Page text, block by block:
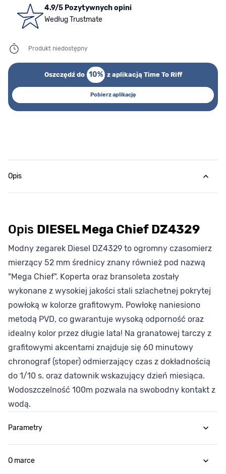
4.9/5 Pozytywnych opini
Według Trustmate
Produkt niedostępny
Oszczędź do 10% z aplikacją Time To Riff
Pobierz aplikację
Opis
Opis DIESEL Mega Chief DZ4329
Modny zegarek Diesel DZ4329 to ogromny czasomierz
mierzący 52 mm średnicy znany również pod nazwą
"Mega Chief". Koperta oraz bransoleta zostały
wykonane z wysokiej jakości stali szlachetnej pokrytej
powłoką w kolorze grafitowym. Powłokę naniesiono
metodą PVD, co gwarantuje wysoką odporność oraz
idealny kolor przez długie lata! Na granatowej tarczy z
grafitowymi akcentami znajduje się 60 minutowy
chronograf (stoper) odmierzający czas z dokładnością
do 1/10 s. oraz datownik wskazujący dzień miesiąca.
Wodoszczelność 100m pozwala na swobodny kontakt z
wodą.
Parametry
O marce